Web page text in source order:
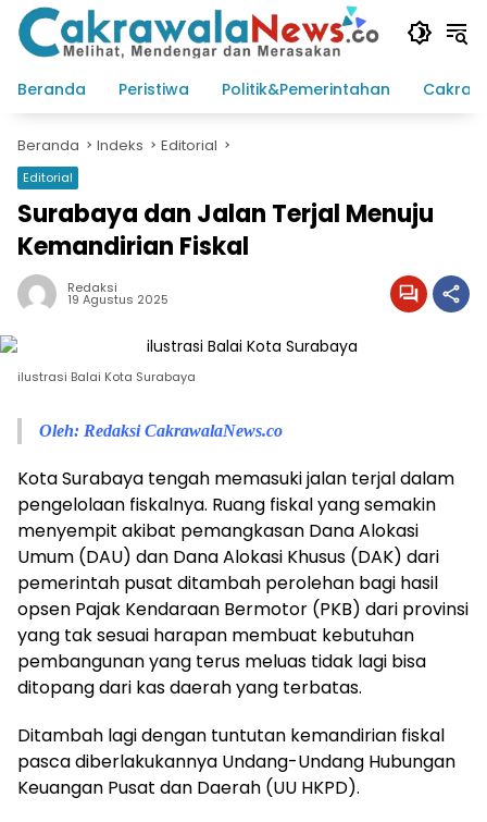
Langsung
konten
Beranda
Peristiwa Politik&Pemerintahan
Beranda Indeks Editorial
Editorial
Surabaya dan Jalan Terjal Menuju
Kemandirian Fiskal
Redaksi
19 Agustus 2025
ilustrasi Balai Kota Surabaya
Oleh: Redaksi CakrawalaNews.co
Kota Surabaya tengah memasuki jalan terjal dalam
pengelolaan fiskalnya. Ruang fiskal yang semakin
menyempit akibat pemangkasan Dana Alokasi
Umum (DAU) dan Dana Alokasi Khusus (DAK) dari
pemerintah pusat ditambah perolehan bagi hasil
opsen Pajak Kendaraan Bermotor (PKB) dari provinsi
yang tak sesuai harapan membuat kebutuhan
pembangunan yang terus meluas tidak lagi bisa
ditopang dari kas daerah yang terbatas.
Ditambah lagi dengan tuntutan kemandirian fiskal
pasca diberlakukannya Undang-Undang Hubungan
Keuangan Pusat dan Daerah (UU HKPD).